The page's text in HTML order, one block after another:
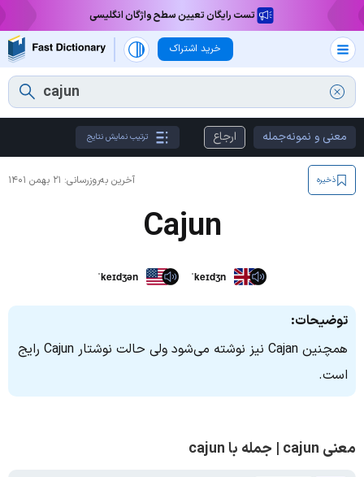
تست رایگان تعیین سطح واژگان انگلیسی
خرید اشتراک
معنی و نمونه‌جمله ارجاع ترتیب نمایش نتایج
آخرین به‌روزرسانی: ۲۱ بهمن ۱۴۰۱ ذخیره
Cajun
ˈkeɪdʒən ˈkeɪdʒn
توضیحات:
همچنین Cajan نیز نوشته می‌شود ولی حالت نوشتار Cajun رایج
است.
معنی cajun | جمله با cajun